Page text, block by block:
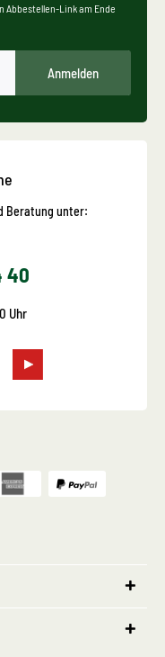
Abbestellen-Link am Ende
Anmelden
Beratung unter:
40
Uhr